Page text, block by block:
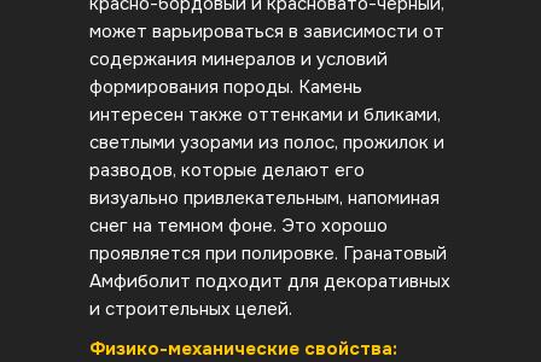
может варьироваться в зависимости от
содержания минералов и условий
формирования породы. Камень
интересен также оттенками и бликами,
светлыми узорами из полос, прожилок и
разводов, которые делают его
визуально привлекательным, напоминая
снег на темном фоне. Это хорошо
проявляется при полировке. Гранатовый
Амфиболит подходит для декоративных
и строительных целей.
Физико-механические свойства: